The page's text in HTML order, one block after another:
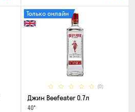
(0)
Только онлайн
Джин Beefeater 0.7л
40°